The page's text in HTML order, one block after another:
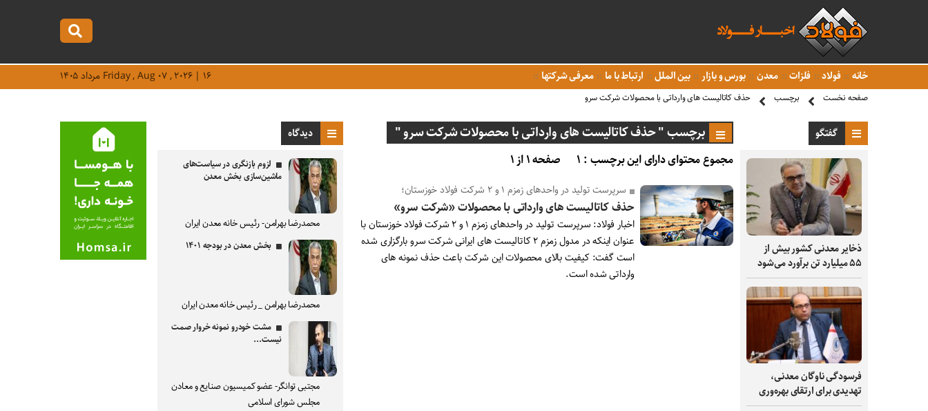
خانه فولاد فلزات معدن بورس و بازار بین الملل ارتباط با ما معرفی شرکتها Friday , Aug ۰۷ , ۲۰۲۶ | ۱۶ مرداد ۱۴۰۵
صفحه نخست برچسب حذف کاتالیست های وارداتی با محصولات شرکت سرو
گفتگو
ذخایر معدنی کشور بیش از
۵۵ میلیارد تن برآورد می‌شود
فرسودگی ناوگان معدنی،
تهدیدی برای ارتقای بهره‌وری
برچسب " حذف کاتالیست های وارداتی با محصولات شرکت سرو "
مجموع محتوای دارای این برچسب : ۱ صفحه ۱ از ۱
سرپرست تولید در واحدهای زمزم ۱ و ۲ شرکت فولاد خوزستان؛
حذف کاتالیست های وارداتی با محصولات «شرکت سرو»
اخبار فولاد: سرپرست تولید در واحدهای زمزم ۱ و ۲ شرکت فولاد خوزستان با
عنوان اینکه در مدول زمزم ۲ کاتالیست های ایرانی شرکت سرو بارگزاری شده
است گفت: کیفیت بالای محصولات این شرکت باعث حذف نمونه های
وارداتی شده است.
دیدگاه
لزوم بازنگری در سیاست‌های
ماشین‌سازی بخش معدن
محمدرضا بهرامن- رئیس خانه معدن ایران
بخش معدن در بودجه ۱۴۰۱
محمدرضا بهرامن _ رئیس خانه معدن ایران
مشت خودرو نمونه خروار صمت
نیست...
مجتبی توانگر- عضو کمیسیون صنایع و معادن
مجلس شورای اسلامی